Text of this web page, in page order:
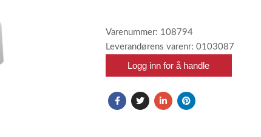
Varenummer: 108794
Leverandørens varenr: 0103087
Logg inn for å handle